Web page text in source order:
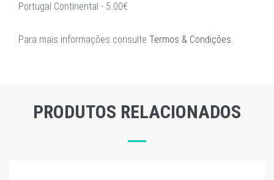
Portugal Continental - 5.00€
Para mais informações consulte Termos & Condições.
PRODUTOS RELACIONADOS